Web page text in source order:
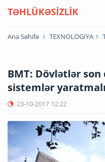
TƏHLÜKƏSİZLİK
Ana Səhifə TEXNOLOGİYA
BMT: Dövlətlər
sistemlər
23-10-2017 12:22